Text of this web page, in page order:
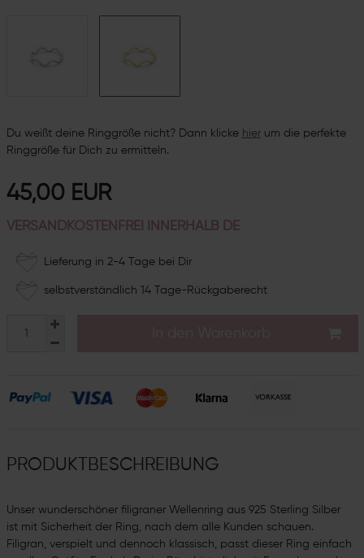
Du weißt deine Ringgröße nicht? Dann klicke hierum die perfekte
Ringgröße für Dich zu ermitteln.
45,00 EUR
VERSANDKOSTENFREI INNERHALB DE
Lieferung in 2-4 Tage bei Dir
selbstverständlich 14 Tage-Rückgaberecht
PRODUKTBESCHREIBUNG
Unser wunderschöner filigraner Wellenring aus 925 Sterling Silber
ist mit Sicherheit der Ring, nach dem alle Kunden schauen.
Filigran, verspielt und dennoch klassisch, passt dieser Ring einfach